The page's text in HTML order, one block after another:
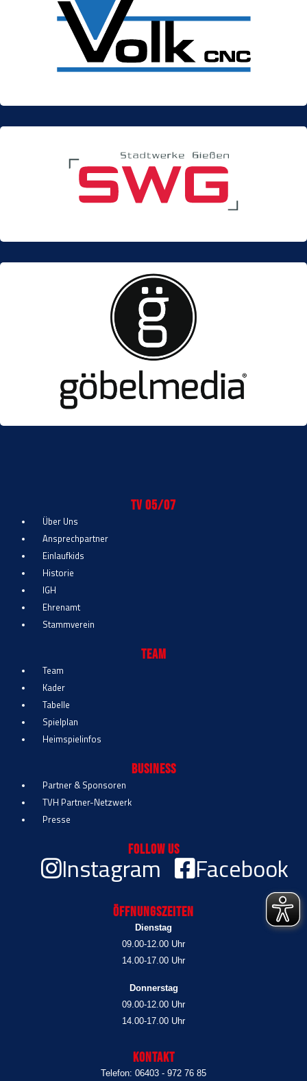
TV 05/07
Über Uns
Ansprechpartner
Einlaufkids
Historie
IGH
Ehrenamt
Stammverein
Team
Team
Kader
Tabelle
Spielplan
Heimspielinfos
Business
Partner & Sponsoren
TVH Partner-Netzwerk
Presse
Follow Us
Instagram Facebook
Öffnungszeiten
Dienstag
09.00-12.00 Uhr
14.00-17.00 Uhr
Donnerstag
09.00-12.00 Uhr
14.00-17.00 Uhr
Kontakt
Telefon: 06403 - 972 76 85